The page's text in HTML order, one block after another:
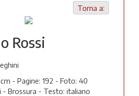
Torna a:
Rossi
- Pagine: 192 - Foto: 40
Brossura - Testo: italiano